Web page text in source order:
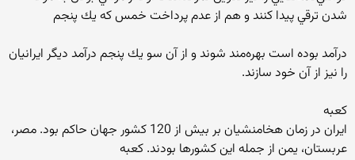
شدن ترقي پيدا كنند و هم از عدم پرداخت خمس كه يك پنجم
درآمد بوده است بهره‌مند شوند و از آن سو يك پنجم درآمد ديگر ايرانيان
را نيز از آن خود سازند.
كعبه
ايران در زمان هخامنشيان بر بيش از 120 كشور جهان حاكم بود. مصر،
عربستان، يمن از جمله اين كشورها بودند. كعبه